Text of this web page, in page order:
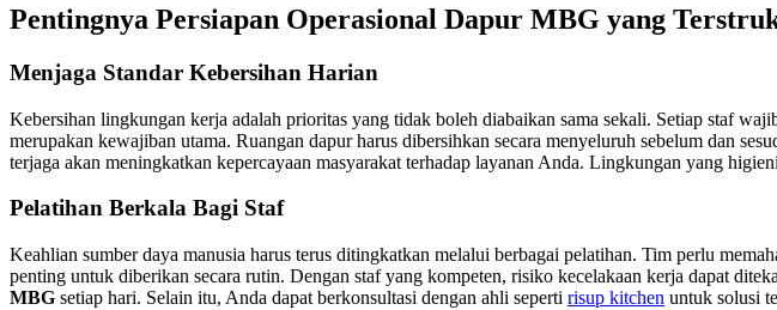
Pentingnya Persiapan Operasional Dapur MBG yang
Menjaga Standar Kebersihan Harian
Kebersihan lingkungan kerja adalah prioritas yang tidak boleh diabaikan sama sekali. Setiap staf
merupakan kewajiban utama. Ruangan dapur harus dibersihkan secara menyeluruh sebelum dan
terjaga akan meningkatkan kepercayaan masyarakat terhadap layanan Anda. Lingkungan yang
Pelatihan Berkala Bagi Staf
Keahlian sumber daya manusia harus terus ditingkatkan melalui berbagai pelatihan. Tim perlu
penting untuk diberikan secara rutin. Dengan staf yang kompeten, risiko kecelakaan kerja dapat
MBG setiap hari. Selain itu, Anda dapat berkonsultasi dengan ahli seperti risup kitchen untuk solusi